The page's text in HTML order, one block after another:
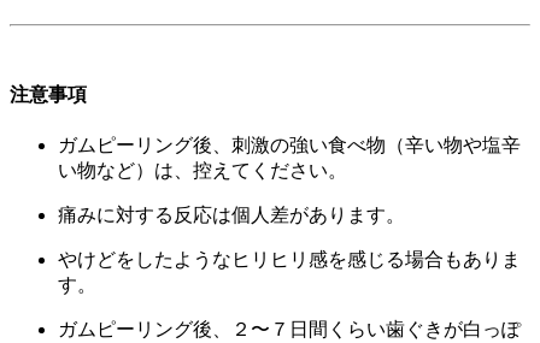
注意事項
ガムピーリング後、刺激の強い食べ物（辛い物や塩辛
い物など）は、控えてください。
痛みに対する反応は個人差があります。
やけどをしたようなヒリヒリ感を感じる場合もありま
す。
ガムピーリング後、２〜７日間くらい歯ぐきが白っぽ